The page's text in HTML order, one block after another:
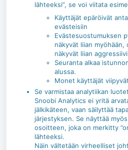
lähteeksi”, se voi viitata
Käyttäjät epäröivät
evästeisiin
Evästesuostumuksen
näkyvät liian myöhään,
näkyvät liian
Seuranta alkaa
alussa.
Monet käyttäjät
Se varmistaa analytiikan
Snoobi Analytics ei yritä
jälkikäteen, vaan säilyttää
järjestyksen. Se näyttää
osoitteen, joka on merkitty
lähteeksi.
Näin vältetään virheelliset